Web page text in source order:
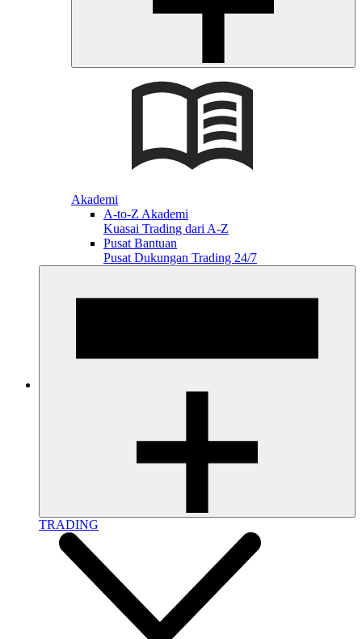
Akademi
A-to-Z Akademi
Kuasai Trading dari A-Z
Pusat Bantuan
Pusat Dukungan Trading 24/7
TRADING